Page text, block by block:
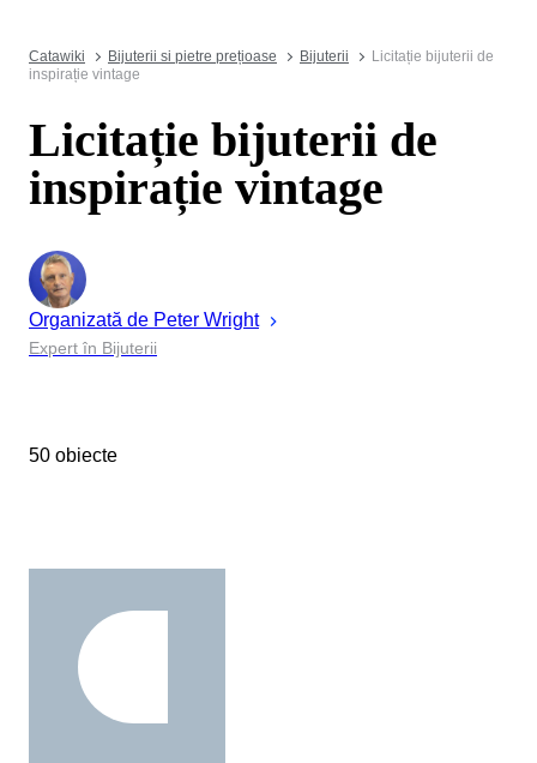
Catawiki Bijuterii si pietre prețioase Bijuterii
Licitație bijuterii de
inspirație vintage
Licitație bijuterii de
inspirație vintage
Organizată de Peter Wright
Expert în Bijuterii
50 obiecte